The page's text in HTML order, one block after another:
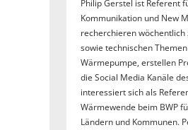
Philip Gerstel ist Referent
Kommunikation und New
recherchieren
sowie technischen
Wärmepumpe, erstellen
die Social Media Kanäle
interessiert sich als
Wärmewende beim BWP
Ländern und Kommunen.